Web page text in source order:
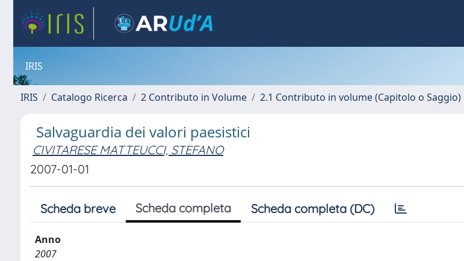
IRIS
IRIS Catalogo Ricerca 2 Contributo in Volume 2.1 Contributo in volume (Capitolo o Saggio)
Salvaguardia dei valori paesistici
CIVITARESE MATTEUCCI, STEFANO
2007-01-01
Scheda breve Scheda completa Scheda completa (DC)
Anno
2007